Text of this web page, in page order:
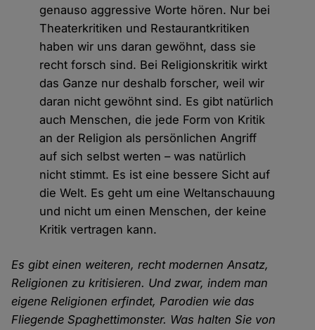
genauso aggressive Worte hören. Nur bei
Theaterkritiken und Restaurantkritiken
haben wir uns daran gewöhnt, dass sie
recht forsch sind. Bei Religionskritik wirkt
das Ganze nur deshalb forscher, weil wir
daran nicht gewöhnt sind. Es gibt natürlich
auch Menschen, die jede Form von Kritik
an der Religion als persönlichen Angriff
auf sich selbst werten – was natürlich
nicht stimmt. Es ist eine bessere Sicht auf
die Welt. Es geht um eine Weltanschauung
und nicht um einen Menschen, der keine
Kritik vertragen kann.
Es gibt einen weiteren, recht modernen Ansatz,
Religionen zu kritisieren. Und zwar, indem man
eigene Religionen erfindet, Parodien wie das
Fliegende Spaghettimonster. Was halten Sie von